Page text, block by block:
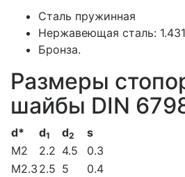
Сталь пружинная
Нержавеющая сталь:
Бронза.
Размеры
шайбы DIN
d* d1 d2
s
M2
2.2 4.5
0.3
M2.3 2.5 5
0.4